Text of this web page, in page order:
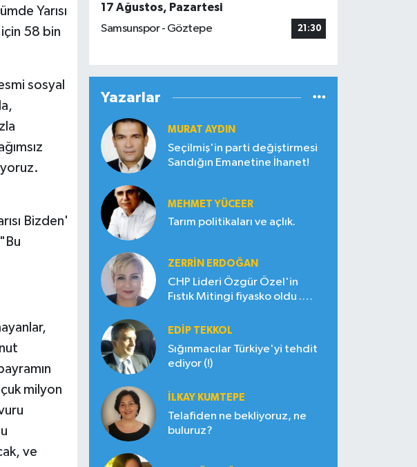
Yarısı
58 bin
sosyal
Bizden'
milyon
ve
17 Ağustos, Pazartesi
Samsunspor - Göztepe
21:30
Yazarlar
MURAT AYDIN
Seçilmiş'in parti değiştirmesi
Sandığın Emanetine İhanet!
MEHMET YÜCEER
Tarım politikaları ve açlık.
ZERRIN ERDOĞAN
CHP Lideri Özgür Özel'in
Fıstık Mitingi fiyasko oldu .
EDIP TEKKOL
Sığınmacılar Türkiye'yi tehdit
ediyor (!)
İLKAY KUMTEPE
Telafiden ne bekliyoruz, ne
buluruz?